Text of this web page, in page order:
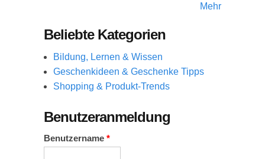
Mehr
Beliebte Kategorien
Bildung, Lernen & Wissen
Geschenkideen & Geschenke Tipps
Shopping & Produkt-Trends
Benutzeranmeldung
Benutzername *